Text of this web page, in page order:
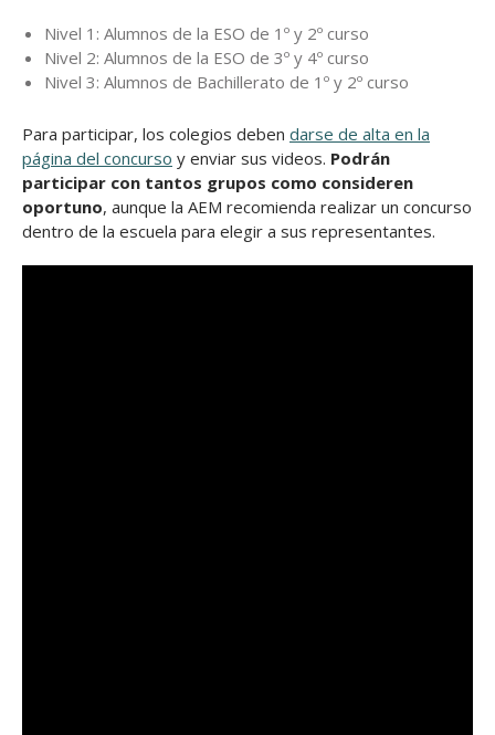
Nivel 1: Alumnos de la ESO de 1º y 2º curso
Nivel 2: Alumnos de la ESO de 3º y 4º curso
Nivel 3: Alumnos de Bachillerato de 1º y 2º curso
Para participar, los colegios deben darse de alta en la
página del concurso y enviar sus videos. Podrán
participar con tantos grupos como consideren
oportuno, aunque la AEM recomienda realizar un concurso
dentro de la escuela para elegir a sus representantes.